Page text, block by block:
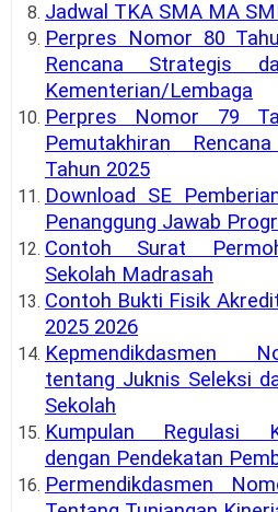
Jadwal TKA SMA MA
Perpres Nomor 80
Rencana Strategis
Kementerian/Lembaga
Perpres Nomor 79
Pemutakhiran
Tahun 2025
Download SE
Penanggung Jawab
Contoh Surat
Sekolah Madrasah
Contoh Bukti Fisik
2025 2026
Kepmendikdasmen
tentang Juknis Seleksi
Sekolah
Kumpulan Regulasi
dengan Pendekatan
Permendikdasmen